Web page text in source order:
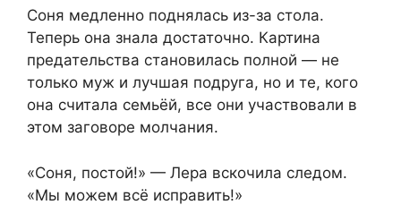
Соня медленно поднялась из-за стола.
Теперь она знала достаточно. Картина
предательства становилась полной — не
только муж и лучшая подруга, но и те, кого
она считала семьёй, все они участвовали в
этом заговоре молчания.
«Соня, постой!» — Лера вскочила следом.
«Мы можем всё исправить!»